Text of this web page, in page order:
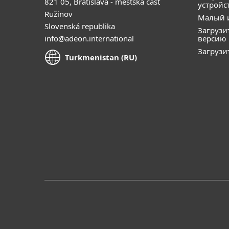
Ružinov
Slovenská republika
info@adeon.international
Turkmenistan (RU)
Малый
версию